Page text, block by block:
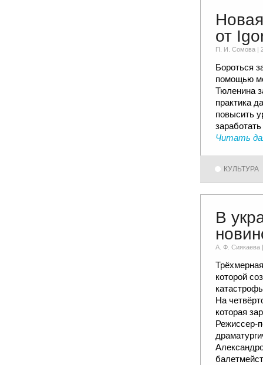
от
П. И. Сомовa |
Бороться
помощью
Тюленина
практика
повысить
Читать
КУЛЬТУРА
В
А. Ф. Сиякаевa
которой
На
которая
Режиссер-